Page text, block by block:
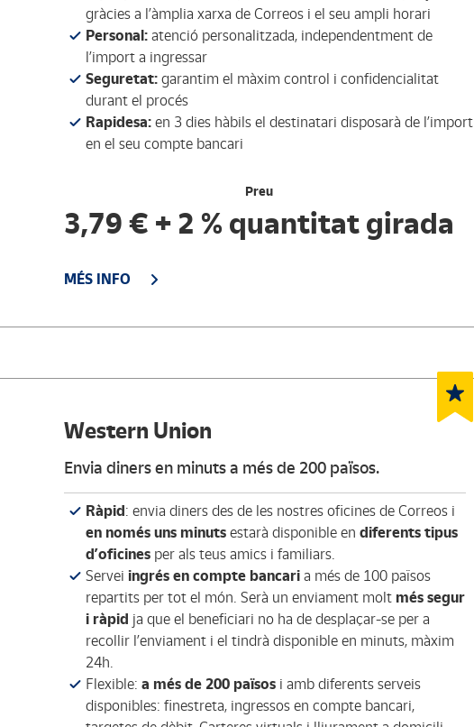
gràcies a l’àmplia xarxa de Correos i el seu ampli horari
Personal: atenció personalitzada, independentment de
l’import a ingressar
Seguretat:garantim el màxim control i confidencialitat
durant el procés
Rapidesa: en 3 dies hàbils el destinatari disposarà de l’import
en el seu compte bancari
Preu
3,79 € + 2 % quantitat girada
MÉS INFO
Western Union
Envia diners en minuts a més de 200 països.
Ràpid: envia diners des de les nostres oficines de Correos i
en només uns minutsestarà disponible en diferents tipus
d’oficinesper als teus amics i familiars.
Servei ingrés en compte bancaria més de 100 països
repartits per tot el món. Serà un enviament molt més segur
i ràpid ja que el beneficiari no ha de desplaçar-se per a
recollir l’enviament i el tindrà disponible en minuts, màxim
24h.
Flexible: a més de 200 païsosi amb diferents serveis
disponibles: finestreta, ingressos en compte bancari,